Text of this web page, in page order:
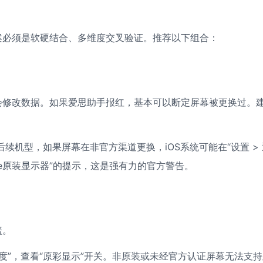
须是软硬结合、多维度交叉验证。推荐以下组合：
改数据。如果爱思助手报红，基本可以断定屏幕被更换过。
机型，如果屏幕在非官方渠道更换，iOS系统可能在“设置 >
装显示器”的提示，这是强有力的官方警告。
，查看“原彩显示”开关。非原装或未经官方认证屏幕无法支